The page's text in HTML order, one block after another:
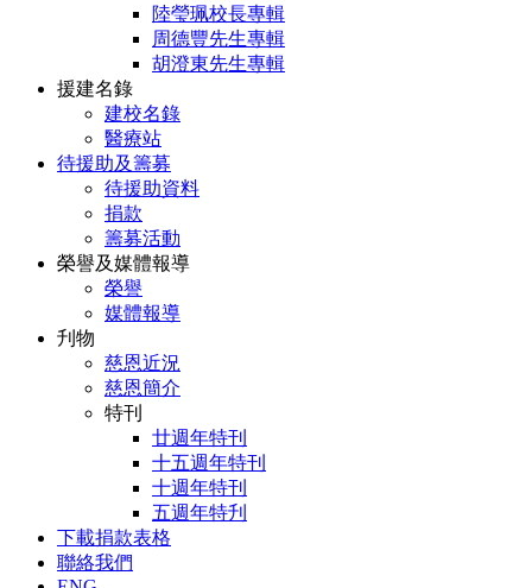
陸瑩珮校長專輯
周德豐先生專輯
胡澄東先生專輯
援建名錄
建校名錄
醫療站
待援助及籌募
待援助資料
捐款
籌募活動
榮譽及媒體報導
榮譽
媒體報導
刋物
慈恩近況
慈恩簡介
特刊
廿週年特刊
十五週年特刊
十週年特刊
五週年特刋
下載捐款表格
聯絡我們